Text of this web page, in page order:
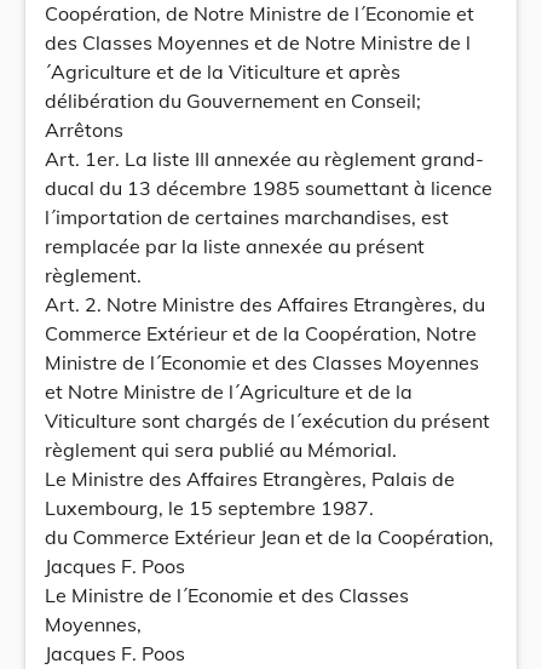
Coopération, de Notre Ministre de l´Economie et
des Classes Moyennes et de Notre Ministre de l
´Agriculture et de la Viticulture et après
délibération du Gouvernement en Conseil;
Arrêtons
Art. 1er. La liste III annexée au règlement grand-
ducal du 13 décembre 1985 soumettant à licence
l´importation de certaines marchandises, est
remplacée par la liste annexée au présent
règlement.
Art. 2. Notre Ministre des Affaires Etrangères, du
Commerce Extérieur et de la Coopération, Notre
Ministre de l´Economie et des Classes Moyennes
et Notre Ministre de l´Agriculture et de la
Viticulture sont chargés de l´exécution du présent
règlement qui sera publié au Mémorial.
Le Ministre des Affaires Etrangères, Palais de
Luxembourg, le 15 septembre 1987.
du Commerce Extérieur Jean et de la Coopération,
Jacques F. Poos
Le Ministre de l´Economie et des Classes
Moyennes,
Jacques F. Poos